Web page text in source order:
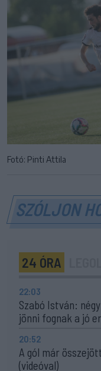
Fotó: Pinti Attila
SZÓLJON
24 ÓRA
22:03
Szabó István:
jönni fognak a jó
20:52
A gól már
(videóval)